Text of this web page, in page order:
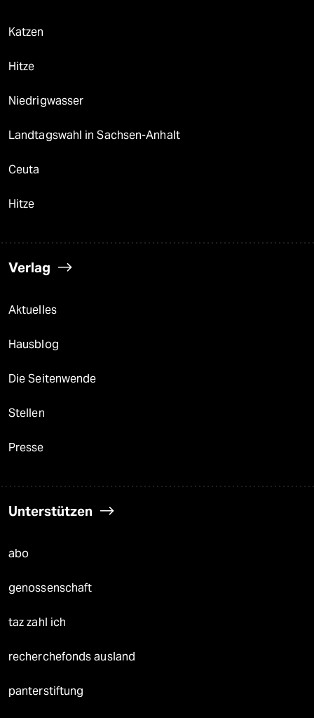
Katzen
Hitze
Niedrigwasser
Landtagswahl in Sachsen-Anhalt
Ceuta
Hitze
Verlag
Aktuelles
Hausblog
Die Seitenwende
Stellen
Presse
Unterstützen
abo
genossenschaft
taz zahl ich
recherchefonds ausland
panterstiftung